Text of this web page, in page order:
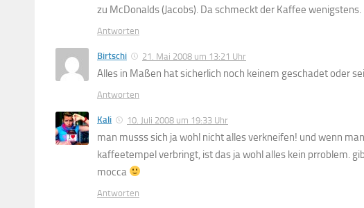
zu McDonalds (Jacobs). Da schmeckt der Kaffee wenigstens.
Antworten
Birtschi 21. Mai 2008 um 13:21 Uhr
Alles in Maßen hat sicherlich noch keinem geschadet oder
Antworten
Kali 10. Juli 2008 um 19:33 Uhr
man musss sich ja wohl nicht alles verkneifen! und wenn
kaffeetempel verbringt, ist das ja wohl alles kein prroblem.
mocca
Antworten